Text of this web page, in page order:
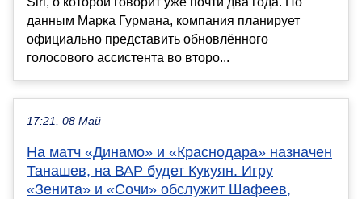
данным Марка Гурмана, компания планирует
официально представить обновлённого
голосового ассистента во второ...
17:21, 08 Май
На матч «Динамо» и «Краснодара» назначен
Танашев, на ВАР будет Кукуян. Игру
«Зенита» и «Сочи» обслужит Шафеев,